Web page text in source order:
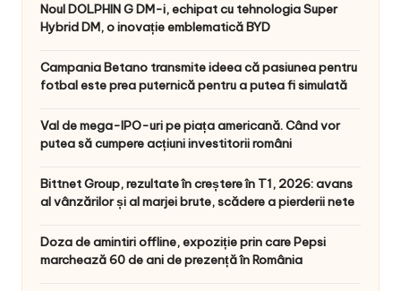
Noul DOLPHIN G DM-i, echipat cu tehnologia Super
Hybrid DM, o inovație emblematică BYD
Campania Betano transmite ideea că pasiunea pentru
fotbal este prea puternică pentru a putea fi simulată
Val de mega-IPO-uri pe piața americană. Când vor
putea să cumpere acțiuni investitorii români
Bittnet Group, rezultate în creștere în T1, 2026: avans
al vânzărilor și al marjei brute, scădere a pierderii nete
Doza de amintiri offline, expoziție prin care Pepsi
marchează 60 de ani de prezență în România